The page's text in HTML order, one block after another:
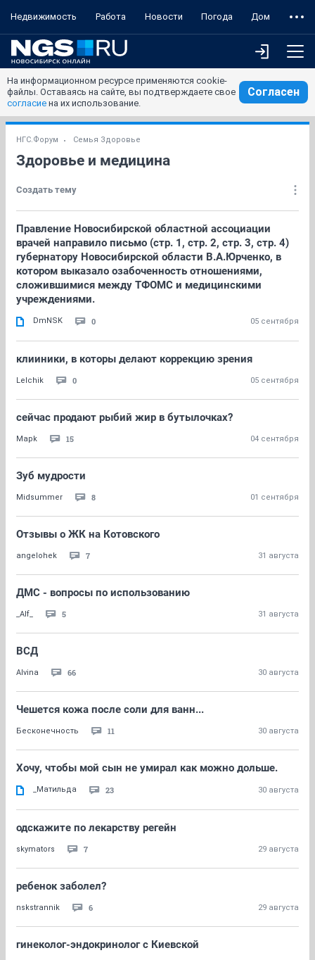
Недвижимость Работа Новости Погода Дом
На информационном ресурсе применяются cookie-
файлы. Оставаясь на сайте, вы подтверждаете свое
согласие на их использование.
Согласен
НГС.Форум Семья Здоровье
Здоровье и медицина
Создать тему
Правление Новосибирской областной ассоциации
врачей направило письмо (стр. 1, стр. 2, стр. 3, стр. 4)
губернатору Новосибирской области В.А.Юрченко, в
котором выказало озабоченность отношениями,
сложившимися между ТФОМС и медицинскими
учреждениями.
DmNSK 0 05 сентября
клииники, в которы делают коррекцию зрения
Lelchik 0 05 сентября
сейчас продают рыбий жир в бутылочках?
Mapk 15 04 сентября
Зуб мудрости
Midsummer 8 01 сентября
Отзывы о ЖК на Котовского
angelohek 7 31 августа
ДМС - вопросы по использованию
_Alf_ 5 31 августа
ВСД
Alvina 66 30 августа
Чешется кожа после соли для ванн...
Бесконечность 11 30 августа
Хочу, чтобы мой сын не умирал как можно дольше.
_Матильда 23 30 августа
одскажите по лекарству регейн
skymators 7 29 августа
ребенок заболел?
nskstrannik 6 29 августа
гинеколог-эндокринолог с Киевской